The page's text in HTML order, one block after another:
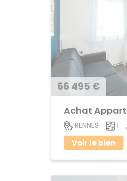
66 495 €
RENNES 1
Voir le bien